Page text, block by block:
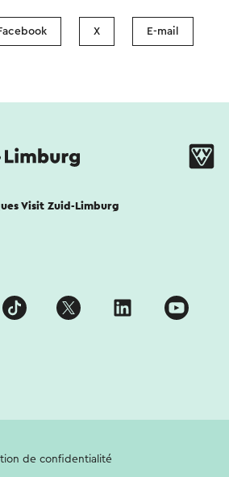
X E-mail
Visit Zuid-Limburg
de confidentialité